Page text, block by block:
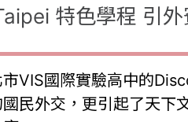
特色學程 引外
VIS國際實驗高中的
民外交，更引起了天